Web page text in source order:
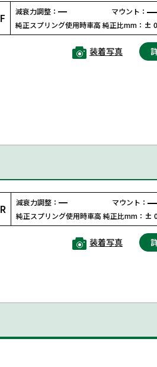
F 減衰力調整： マウント：
純正スプリング使用時車高 純正比mm： ± 0
装着写真
R 減衰力調整： マウント：
純正スプリング使用時車高 純正比mm： ±
装着写真